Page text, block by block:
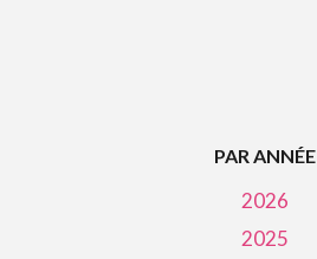
PAR ANNÉE
2026
2025